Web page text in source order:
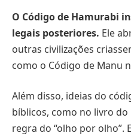
O Código de Hamurabi
legais posteriores. Ele
outras civilizações
como o Código de Manu
Além disso, ideias do
bíblicos, como no livro
regra do “olho por olho”.